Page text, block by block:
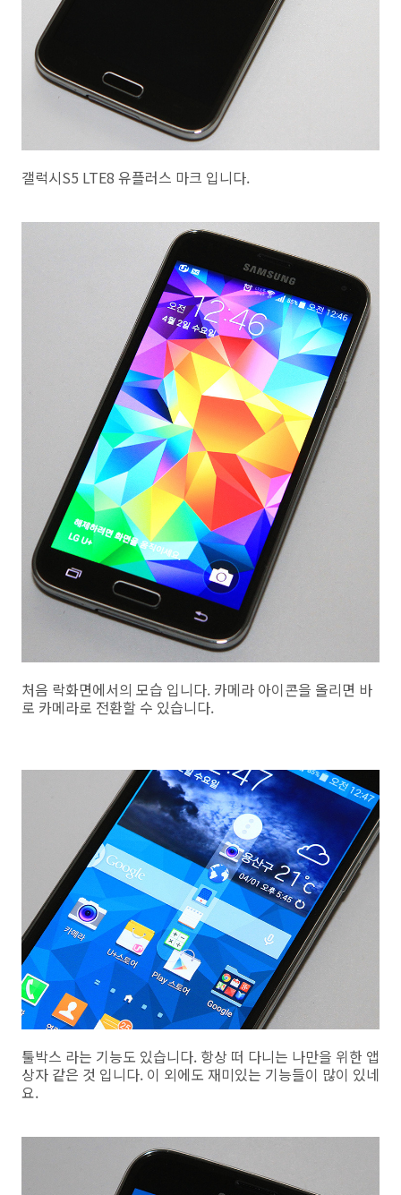
갤럭시S5 LTE8 유플러스 마크 입니다.
처음 락화면에서의 모습 입니다. 카메라 아이콘을 올리면 바
로 카메라로 전환할 수 있습니다.
툴박스 라는 기능도 있습니다. 항상 떠 다니는 나만을 위한 앱
상자 같은 것 입니다. 이 외에도 재미있는 기능들이 많이 있네
요.